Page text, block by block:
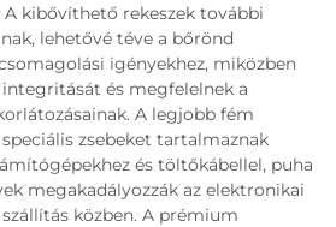
A kibővíthető rekeszek további
lehetővé téve a bőrönd
igényekhez, miközben
és megfelelnek a
A legjobb fém
zsebeket tartalmaznak
és töltőkábellel, puha
megakadályozzák az elektronikai
közben. A prémium